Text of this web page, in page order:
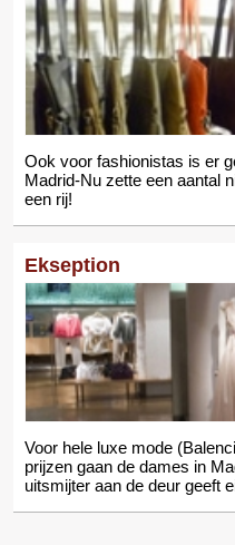
Ook voor fashionistas is er
Madrid-Nu zette een aantal
een rij!
Ekseption
Voor hele luxe mode
prijzen gaan de dames in
uitsmijter aan de deur geeft